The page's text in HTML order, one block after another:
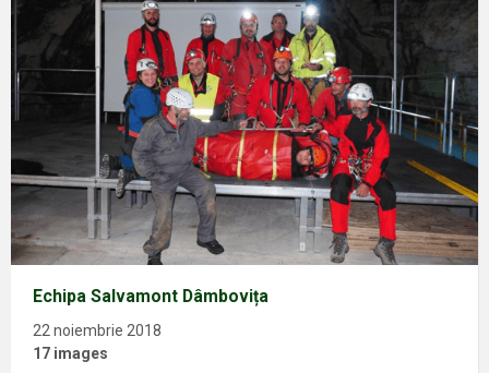
Echipa Salvamont Dâmbovița
22 noiembrie 2018
17 images